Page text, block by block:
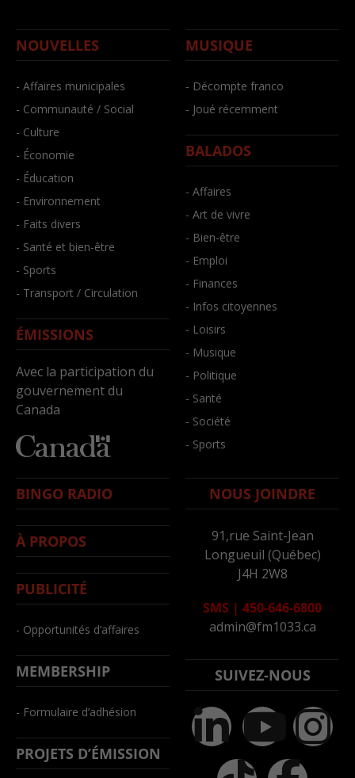
NOUVELLES
- Affaires municipales
- Communauté / Social
- Culture
- Économie
- Éducation
- Environnement
- Faits divers
- Santé et bien-être
- Sports
- Transport / Circulation
ÉMISSIONS
Avec la participation du
gouvernement du
Canada
MUSIQUE
- Décompte franco
- Joué récemment
BALADOS
- Affaires
- Art de vivre
- Bien-être
- Emploi
- Finances
- Infos citoyennes
- Loisirs
- Musique
- Politique
- Santé
- Société
- Sports
BINGO RADIO
À PROPOS
PUBLICITÉ
- Opportunités d’affaires
MEMBERSHIP
- Formulaire d’adhésion
PROJETS D’ÉMISSION
NOUS JOINDRE
91,rue Saint-Jean
Longueuil (Québec)
J4H 2W8
SMS | 450-646-6800
admin@fm1033.ca
SUIVEZ-NOUS